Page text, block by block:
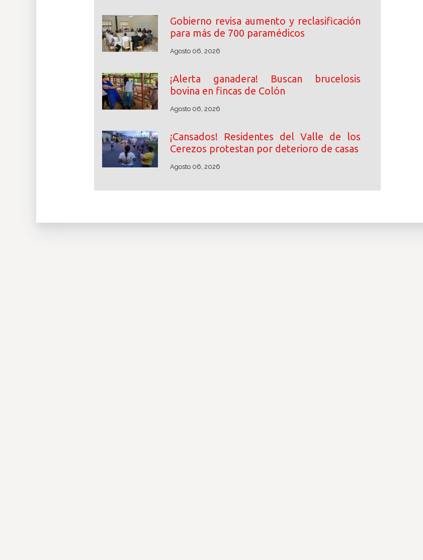
Gobierno revisa aumento y reclasificación
para más de 700 paramédicos
Agosto 06, 2026
¡Alerta ganadera! Buscan brucelosis
bovina en fincas de Colón
Agosto 06, 2026
¡Cansados! Residentes del Valle de los
Cerezos protestan por deterioro de casas
Agosto 06, 2026